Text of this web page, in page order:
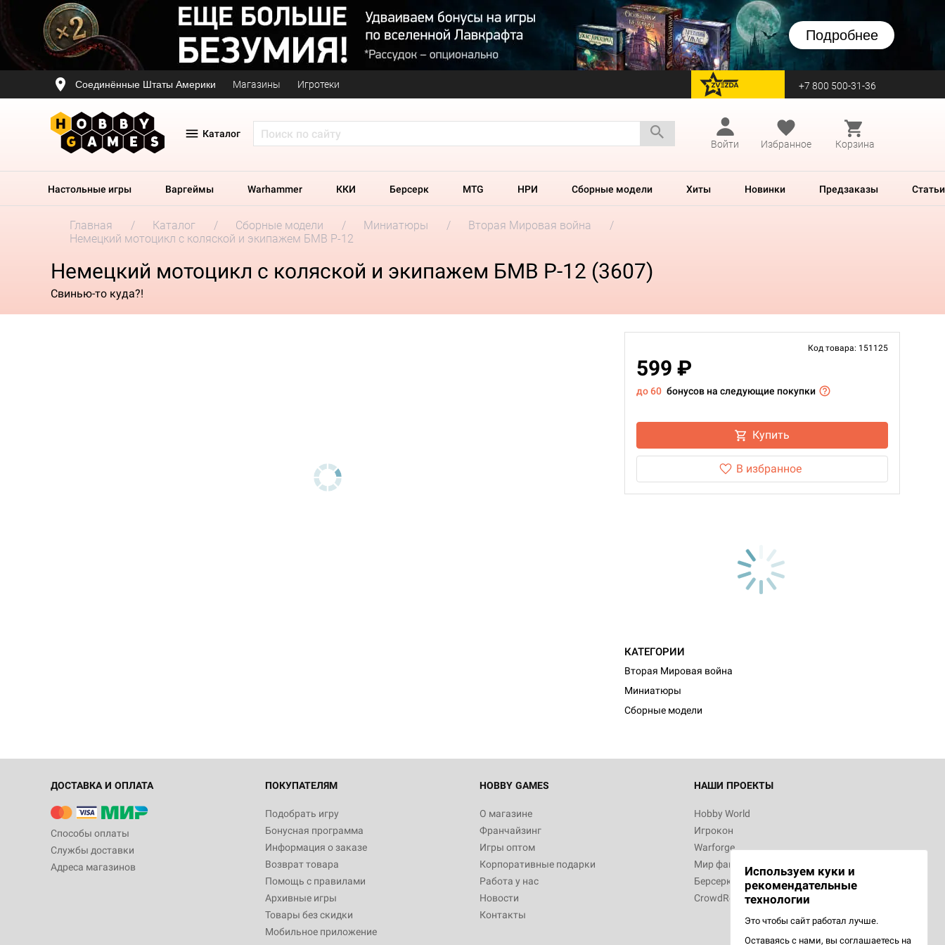
Подробнее
Соединённые Штаты Америки Магазины Игротеки перейти на Zvezda +7 800 500-31-36
Каталог
Войти
Избранное Корзина
Настольные игры Варгеймы Warhammer ККИ Берсерк MTG НРИ Сборные модели Хиты Новинки Предзаказы Статьи
Главная Каталог Сборные модели Миниатюры
Вторая Мировая война
Немецкий мотоцикл с коляской и экипажем БМВ Р-12
Немецкий мотоцикл с коляской и экипажем БМВ Р-12 (3607)
Свинью-то куда?!
Код товара: 151125
599 ₽
до 60 бонусов на следующие покупки
Купить
В избранное
КАТЕГОРИИ
Вторая Мировая война
Миниатюры
Сборные модели
ДОСТАВКА И ОПЛАТА
Способы оплаты
Службы доставки
Адреса магазинов
ПОКУПАТЕЛЯМ
Подобрать игру
Бонусная программа
Информация о заказе
Возврат товара
Помощь с правилами
Архивные игры
Товары без скидки
Мобильное приложение
HOBBY GAMES
О магазине
Франчайзинг
Игры оптом
Корпоративные подарки
Работа у нас
Новости
Контакты
НАШИ ПРОЕКТЫ
Hobby World
Игрокон
Warforge
Мир фантастики
Берсерк
CrowdRepublic
Используем куки и
рекомендательные
технологии
Это чтобы сайт работал лучше.
Оставаясь с нами, вы соглашаетесь на